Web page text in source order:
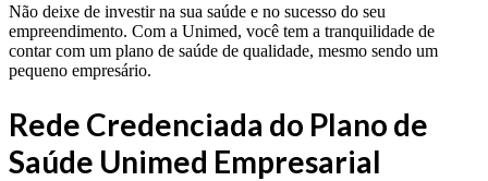
Não deixe de investir na sua saúde e no sucesso do seu
empreendimento. Com a Unimed, você tem a tranquilidade de
contar com um plano de saúde de qualidade, mesmo sendo um
pequeno empresário.
Rede Credenciada do Plano de
Saúde Unimed Empresarial